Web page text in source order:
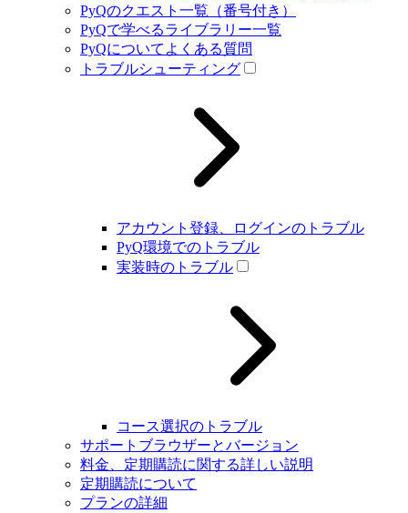
PyQのクエスト一覧（番号付き）
PyQで学べるライブラリー一覧
PyQについてよくある質問
トラブルシューティング
アカウント登録、ログインのトラブル
PyQ環境でのトラブル
実装時のトラブル
コース選択のトラブル
サポートブラウザーとバージョン
料金、定期購読に関する詳しい説明
定期購読について
プランの詳細